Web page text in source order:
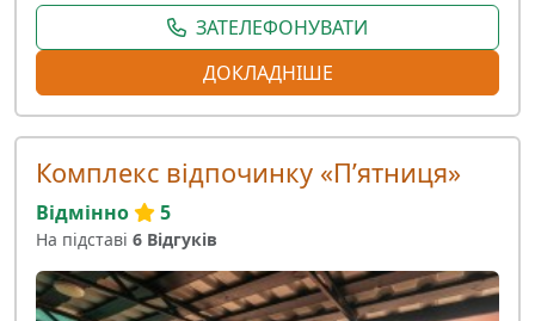
ЗАТЕЛЕФОНУВАТИ
ДОКЛАДНІШЕ
Комплекс відпочинку «Пʼятниця»
Відмінно 5
На підставі 6 Відгуків